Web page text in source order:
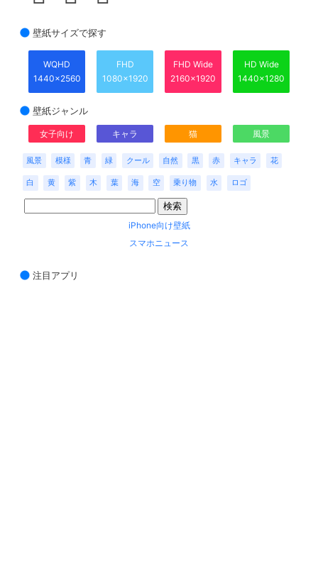
壁紙サイズで探す
WQHD
1440x2560
FHD
1080x1920
FHD Wide
2160x1920
HD Wide
1440x1280
壁紙ジャンル
女子向け キャラ 猫 風景
風景 模様 青 緑 クール 自然 黒 赤 キャラ 花
白 黄 紫 木 葉 海 空 乗り物 水 ロゴ
iPhone向け壁紙
スマホニュース
注目アプリ